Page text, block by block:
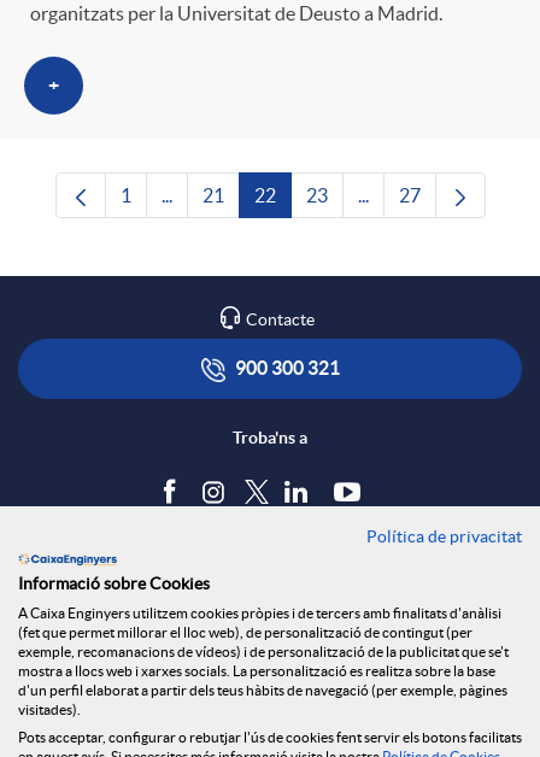
organitzats per la Universitat de Deusto a Madrid.
+
Pàgina
1 ...Pàgines intermèdies Utilitzeu TAB per
Pàgina
21 Pàgina
22 Pàgina
23 ...Pàgines intermèdies
Pàgina
27
Contacte
900 300 321
Troba'ns a
Política de cookies
Avís legal
Seguretat Online
Canal denúncies
Política de privacitat
Informació sobre Cookies
A Caixa Enginyers utilitzem cookies pròpies i de tercers amb finalitats d'anàlisi
(fet que permet millorar el lloc web), de personalització de contingut (per
exemple, recomanacions de vídeos) i de personalització de la publicitat que se't
mostra a llocs web i xarxes socials. La personalització es realitza sobre la base
d'un perfil elaborat a partir dels teus hàbits de navegació (per exemple, pàgines
visitades).
Pots acceptar, configurar o rebutjar l'ús de cookies fent servir els botons facilitats